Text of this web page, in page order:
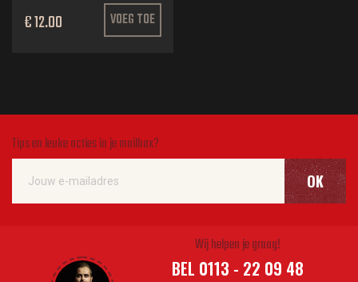
€ 12.00 VOEG TOE
Tips en leuke acties in je mailbox?
OK
Wij helpen je graag!
BEL 0113 - 22 09 48